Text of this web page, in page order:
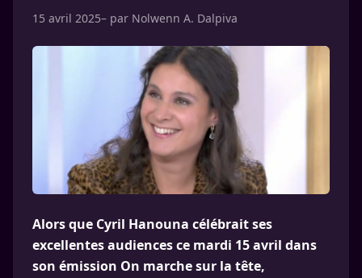
15 avril 2025– par Nolwenn A. Dalpiva
Alors que Cyril Hanouna célébrait ses
excellentes audiences ce mardi 15 avril dans
son émission On marche sur la tête,